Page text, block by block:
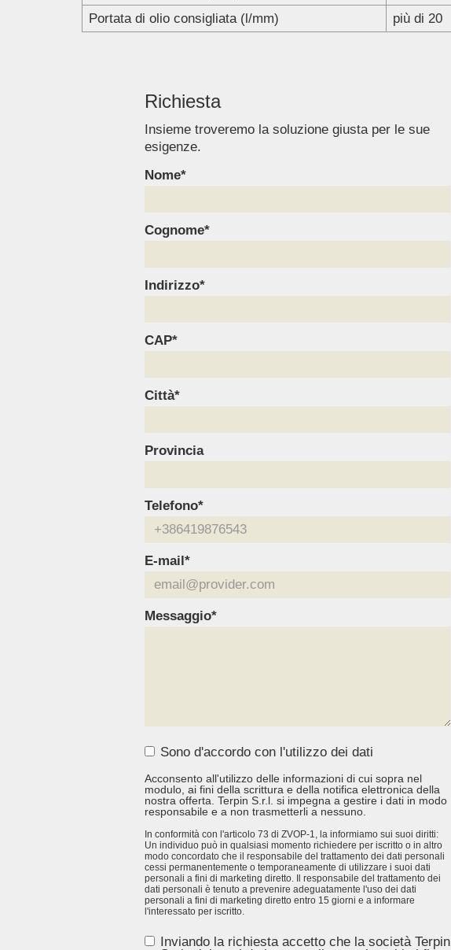
Portata di olio consigliata (l/mm)
più di 20
Richiesta
Insieme troveremo la soluzione giusta per le sue
esigenze.
Nome*
Cognome*
Indirizzo*
CAP*
Città*
Provincia
Telefono*
E-mail*
Messaggio*
Sono d'accordo con l'utilizzo dei dati
Acconsento all'utilizzo delle informazioni di cui sopra nel
modulo, ai fini della scrittura e della notifica elettronica della
nostra offerta. Terpin S.r.l. si impegna a gestire i dati in modo
responsabile e a non trasmetterli a nessuno.
In conformità con l'articolo 73 di ZVOP-1, la informiamo sui suoi diritti:
Un individuo può in qualsiasi momento richiedere per iscritto o in altro
modo concordato che il responsabile del trattamento dei dati personali
cessi permanentemente o temporaneamente di utilizzare i suoi dati
personali a fini di marketing diretto. Il responsabile del trattamento dei
dati personali è tenuto a prevenire adeguatamente l'uso dei dati
personali a fini di marketing diretto entro 15 giorni e a informare
l'interessato per iscritto.
Inviando la richiesta accetto che la società Terpin